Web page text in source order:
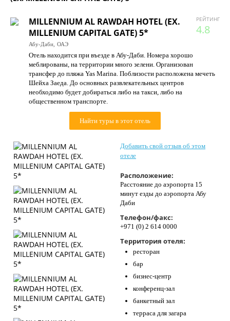
Цены дня
Страны
Как купить
О нас
Контакты
РЕЙТИНГ
4.8
MILLENNIUM AL RAWDAH HOTEL (EX.
MILLENIUM CAPITAL GATE) 5*
Абу-Даби, ОАЭ
Отель находится при въезде в Абу-Даби. Номера хорошо
меблированы, на территории много зелени. Организован
трансфер до пляжа Yas Marina. Поблизости расположена мечеть
Шейха Заеда. До основных развлекательных центров
необходимо будет добираться либо на такси, либо на
общественном транспорте.
Найти туры в этот отель
Добавить свой отзыв об этом
отеле
Расположение:
Расстояние до аэропорта 15
минут езды до аэропорта Абу
Даби
Телефон/факс:
+971 (0) 2 614 0000
Территория отеля:
ресторан
бар
бизнес-центр
конференц-зал
банкетный зал
терраса для загара